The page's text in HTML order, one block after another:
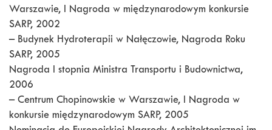
Warszawie, I Nagroda w międzynarodowym konkursie
SARP, 2002
– Budynek Hydroterapii w Nałęczowie, Nagroda Roku
SARP, 2005
Nagroda I stopnia Ministra Transportu i Budownictwa,
2006
– Centrum Chopinowskie w Warszawie, I Nagroda w
konkursie międzynarodowym SARP, 2005